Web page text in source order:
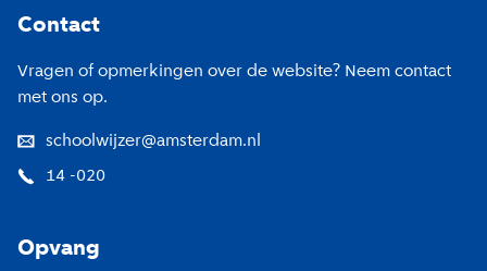
Contact
Vragen of opmerkingen over de website? Neem contact
met ons op.
schoolwijzer@amsterdam.nl
14 -020
Opvang